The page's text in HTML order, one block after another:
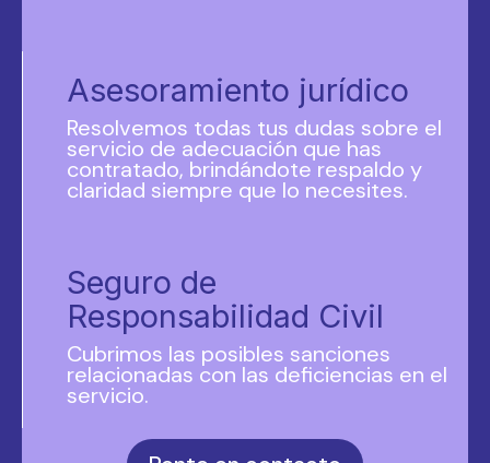
Asesoramiento jurídico
Resolvemos todas tus dudas sobre el
servicio de adecuación que has
contratado, brindándote respaldo y
claridad siempre que lo necesites.
Seguro de
Responsabilidad Civil
Cubrimos las posibles sanciones
relacionadas con las deficiencias en el
servicio.